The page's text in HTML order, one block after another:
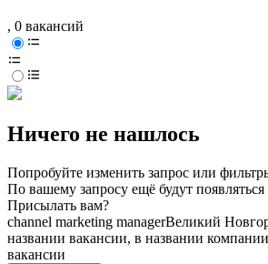
, 0 вакансий
Ничего не нашлось
Попробуйте изменить запрос или
По вашему запросу ещё будут
Присылать вам?
channel marketing managerВеликий
названии вакансии, в названии
вакансии